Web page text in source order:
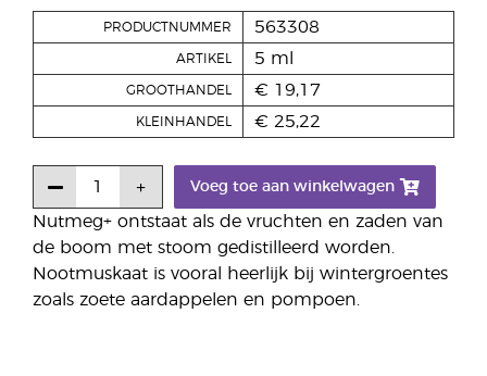
Nutmeg+ ontstaat als de vruchten en zaden van
de boom met stoom gedistilleerd worden.
Nootmuskaat is vooral heerlijk bij wintergroentes
zoals zoete aardappelen en pompoen.
PRODUCTNUMMER 563308
ARTIKEL 5 ml
GROOTHANDEL € 19,17
KLEINHANDEL € 25,22
Voeg toe aan winkelwagen